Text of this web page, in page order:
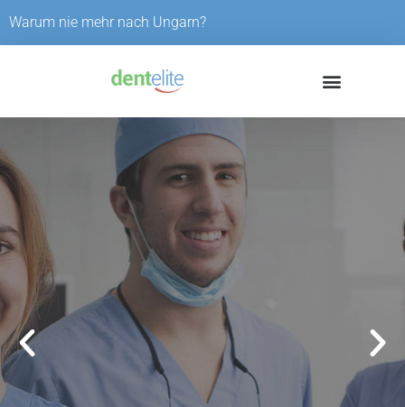
content
Warum nie mehr nach Ungarn?